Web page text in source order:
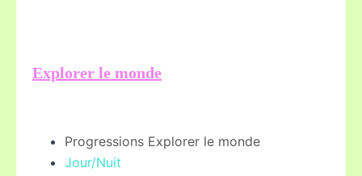
Explorer le monde
Progressions Explorer le monde
Jour/Nuit